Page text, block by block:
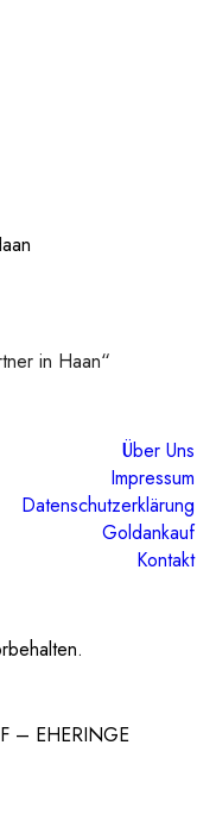
in Haan“
Über Uns
Impressum
Datenschutzerklärung
Goldankauf
Kontakt